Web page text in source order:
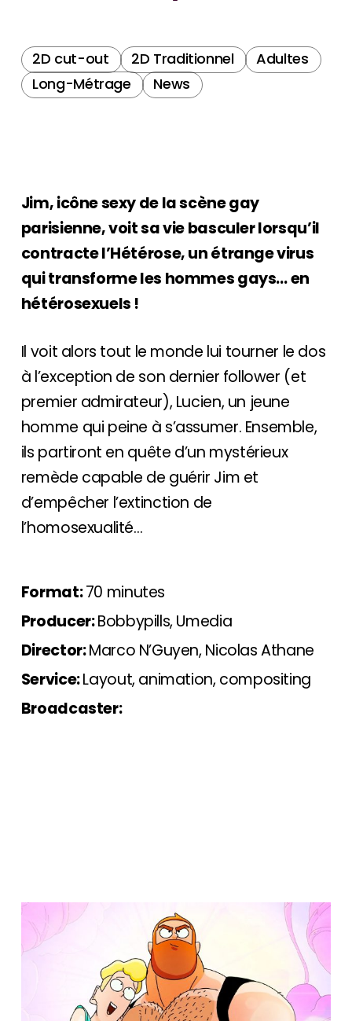
2D cut-out 2D Traditionnel
Adultes
Long-Métrage
News
Jim, icône sexy de la scène gay
parisienne, voit sa vie basculer lorsqu’il
contracte l’Hétérose, un étrange virus
qui transforme les hommes gays… en
hétérosexuels !
Il voit alors tout le monde lui tourner le dos
à l’exception de son dernier follower (et
premier admirateur), Lucien, un jeune
homme qui peine à s’assumer. Ensemble,
ils partiront en quête d’un mystérieux
remède capable de guérir Jim et
d’empêcher l’extinction de
l’homosexualité…
Format:70 minutes
Producer:Bobbypills, Umedia
Director:Marco N’Guyen, Nicolas Athane
Service:Layout, animation, compositing
Broadcaster: